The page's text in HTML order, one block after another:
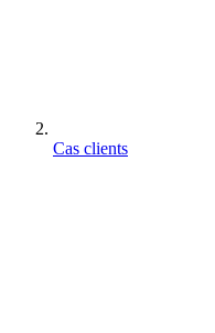
Cas clients